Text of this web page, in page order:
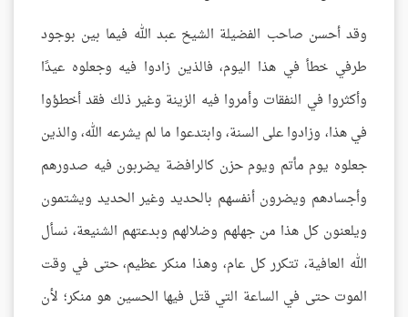
وقد أحسن صاحب الفضيلة الشيخ عبد الله فيما بين بوجود
طرفي خطأ في هذا اليوم، فالذين زادوا فيه وجعلوه عيدًا
وأكثروا في النفقات وأمروا فيه الزينة وغير ذلك فقد أخطؤوا
في هذا، وزادوا على السنة، وابتدعوا ما لم يشرعه الله، والذين
جعلوه يوم مأتم ويوم حزن كالرافضة يضربون فيه صدورهم
وأجسادهم ويضرون أنفسهم بالحديد وغير الحديد ويشتمون
ويلعنون كل هذا من جهلهم وضلالهم وبدعتهم الشنيعة، نسأل
الله العافية، تتكرر كل عام، وهذا منكر عظيم، حتى في وقت
الموت حتى في الساعة التي قتل فيها الحسين هو منكر؛ لأن